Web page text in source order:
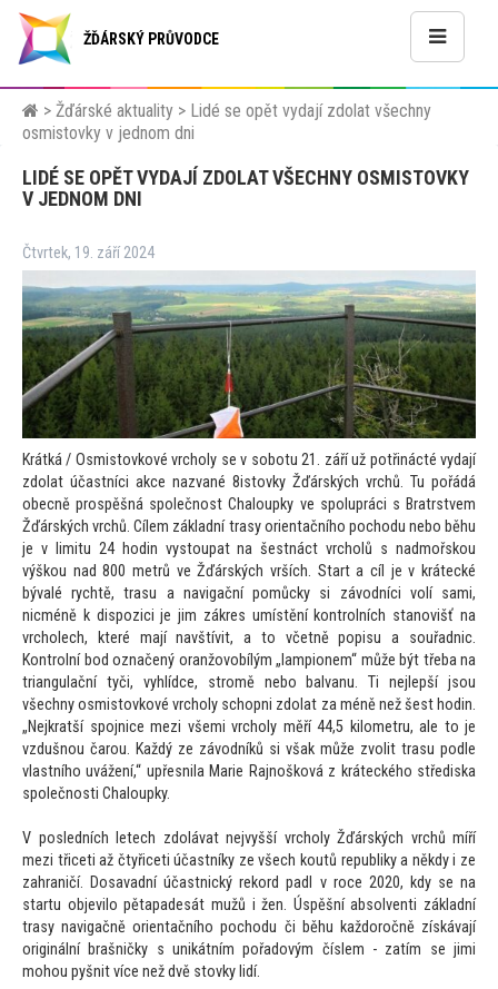
ŽĎÁRSKÝ PRŮVODCE
> Žďárské aktuality > Lidé se opět vydají zdolat všechny
osmistovky v jednom dni
LIDÉ SE OPĚT VYDAJÍ ZDOLAT VŠECHNY OSMISTOVKY
V JEDNOM DNI
Čtvrtek, 19. září 2024
Krátká / Osmistovkové vrcholy se v sobotu 21. září už potřinácté vydají
zdolat účastníci akce nazvané 8istovky Žďárských vrchů. Tu pořádá
obecně prospěšná společnost Chaloupky ve spolupráci s Bratrstvem
Žďárských vrchů. Cílem základní trasy orientačního pochodu nebo běhu
je v limitu 24 hodin vystoupat na šestnáct vrcholů s nadmořskou
výškou nad 800 metrů ve Žďárských vrších. Start a cíl je v krátecké
bývalé rychtě, trasu a navigační pomůcky si závodníci volí sami,
nicméně k dispozici je jim zákres umístění kontrolních stanovišť na
vrcholech, které mají navštívit, a to včetně popisu a souřadnic.
Kontrolní bod označený oranžovobílým „lampionem“ může být třeba na
triangulační tyči, vyhlídce, stromě nebo balvanu. Ti nejlepší jsou
všechny osmistovkové vrcholy schopni zdolat za méně než šest hodin.
„Nejkratší spojnice mezi všemi vrcholy měří 44,5 kilometru, ale to je
vzdušnou čarou. Každý ze závodníků si však může zvolit trasu podle
vlastního uvážení,“ upřesnila Marie Rajnošková z kráteckého střediska
společnosti Chaloupky.
V posledních letech zdolávat nejvyšší vrcholy Žďárských vrchů míří
mezi třiceti až čtyřiceti účastníky ze všech koutů republiky a někdy i ze
zahraničí. Dosavadní účastnický rekord padl v roce 2020, kdy se na
startu objevilo pětapadesát mužů i žen. Úspěšní absolventi základní
trasy navigačně orientačního pochodu či běhu každoročně získávají
originální brašničky s unikátním pořadovým číslem - zatím se jimi
mohou pyšnit více než dvě stovky lidí.